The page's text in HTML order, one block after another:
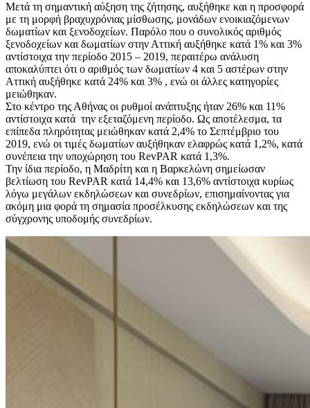
Μετά τη σημαντική αύξηση της ζήτησης, αυξήθηκε και η προσφορά
με τη μορφή βραχυχρόνιας μίσθωσης, μονάδων ενοικιαζόμενων
δωματίων και ξενοδοχείων. Παρόλο που ο συνολικός αριθμός
ξενοδοχείων και δωματίων στην Αττική αυξήθηκε κατά 1% και 3%
αντίστοιχα την περίοδο 2015 – 2019, περαιτέρω ανάλυση
αποκαλύπτει ότι ο αριθμός των δωματίων 4 και 5 αστέρων στην
Αττική αυξήθηκε κατά 24% και 3% , ενώ οι άλλες κατηγορίες
μειώθηκαν.
Στο κέντρο της Αθήνας οι ρυθμοί ανάπτυξης ήταν 26% και 11%
αντίστοιχα κατά την εξεταζόμενη περίοδο. Ως αποτέλεσμα, τα
επίπεδα πληρότητας μειώθηκαν κατά 2,4% το Σεπτέμβριο του
2019, ενώ οι τιμές δωματίων αυξήθηκαν ελαφρώς κατά 1,2%, κατά
συνέπεια την υποχώρηση του RevPAR κατά 1,3%.
Την ίδια περίοδο, η Μαδρίτη και η Βαρκελώνη σημείωσαν
βελτίωση του RevPAR κατά 14,4% και 13,6% αντίστοιχα κυρίως
λόγω μεγάλων εκδηλώσεων και συνεδρίων, επισημαίνοντας για
ακόμη μια φορά τη σημασία προσέλκυσης εκδηλώσεων και της
σύγχρονης υποδομής συνεδρίων.